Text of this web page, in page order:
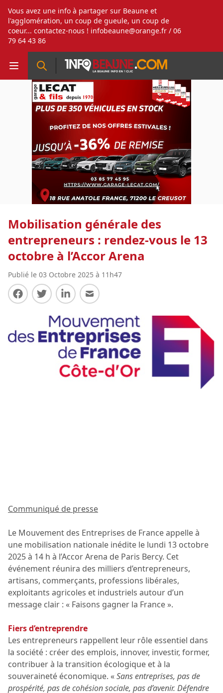
Vous avez une info à partager sur Beaune et
l'agglomération, un coup de gueule, un coup de
coeur... contactez-nous ! infobeaune@orange.fr / 06
79 64 43 86
Mobilisation générale des
entrepreneurs : rendez-vous le 13
octobre à l’Accor Arena
Publié le 03 Octobre 2025 à 11h47
Partager sur Facebook
Partager sur Twitter
Partager sur LinkedIn
Partager par E-mail
Communiqué de presse
Le Mouvement des Entreprises de France appelle à
une mobilisation nationale inédite le lundi 13 octobre
2025 à 14 h à l’Accor Arena de Paris Bercy. Cet
événement réunira des milliers d’entrepreneurs,
artisans, commerçants, professions libérales,
exploitants agricoles et industriels autour d’un
message clair : « Faisons gagner la France ».
Fiers d’entreprendre
Les entrepreneurs rappellent leur rôle essentiel dans
la société : créer des emplois, innover, investir, former,
contribuer à la transition écologique et à la
souveraineté économique. «Sans entreprises, pas de
prospérité, pas de cohésion sociale, pas d’avenir. Défendre